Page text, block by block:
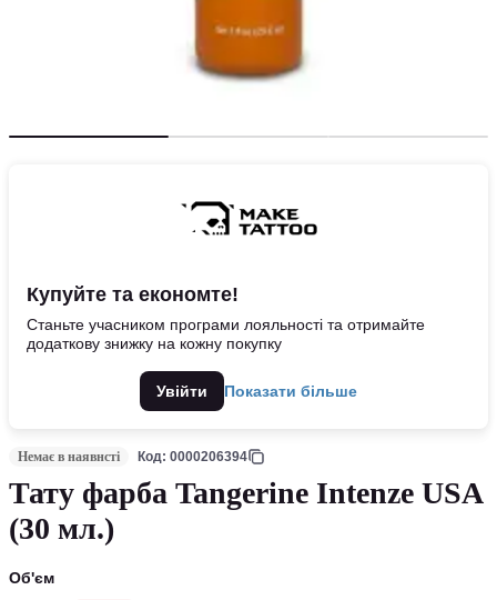
Купуйте та економте!
Станьте учасником програми лояльності та отримайте
додаткову знижку на кожну покупку
Увійти Показати більше
Немає в наявнсті Код: 0000206394
Тату фарба Tangerine Intenze USA
(30 мл.)
Об'єм